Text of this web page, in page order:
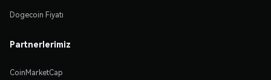
Dogecoin Fiyatı
Partnerlerimiz
CoinMarketCap